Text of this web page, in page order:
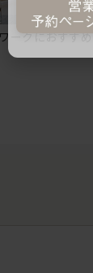
ークにおすす